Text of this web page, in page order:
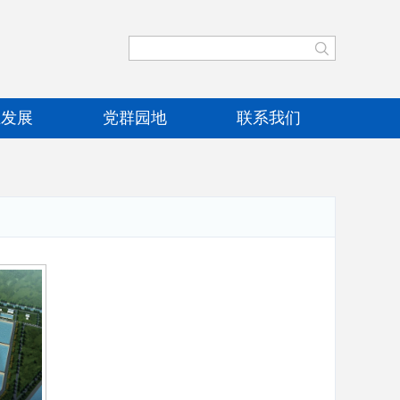
展 党群园地 联系我们